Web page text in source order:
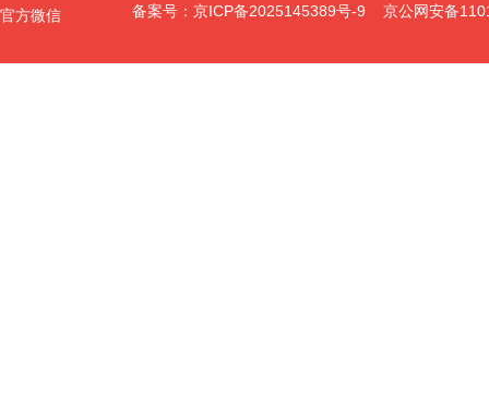
官方微信
备案号： 京ICP备2025145389号-9 京公网安备